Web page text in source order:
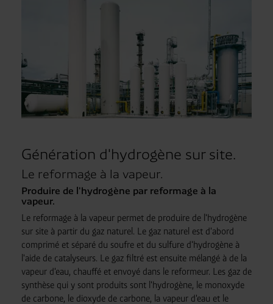
Génération d'hydrogène sur site.
Le reformage à la vapeur.
Produire de l'hydrogène par reformage à la
vapeur.
Le reformage à la vapeur permet de produire de l'hydrogène
sur site à partir du gaz naturel. Le gaz naturel est d'abord
comprimé et séparé du soufre et du sulfure d'hydrogène à
l'aide de catalyseurs. Le gaz filtré est ensuite mélangé à de la
vapeur d'eau, chauffé et envoyé dans le reformeur. Les gaz de
synthèse qui y sont produits sont l'hydrogène, le monoxyde
de carbone, le dioxyde de carbone, la vapeur d'eau et le